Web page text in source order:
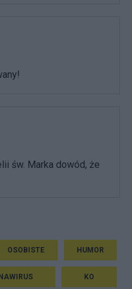
św. Marka dowód, że
OSOBISTE HUMOR
KO